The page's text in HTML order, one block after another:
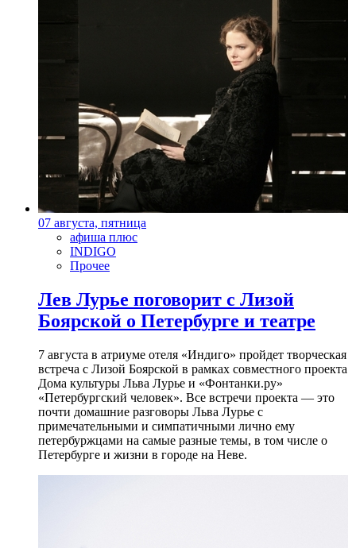
07 августа, пятница
афиша плюс
INDIGO
Прочее
Лев Лурье поговорит с Лизой
Боярской о Петербурге и театре
7 августа в атриуме отеля «Индиго» пройдет творческая
встреча с Лизой Боярской в рамках совместного проекта
Дома культуры Льва Лурье и «Фонтанки.ру»
«Петербургский человек». Все встречи проекта — это
почти домашние разговоры Льва Лурье с
примечательными и симпатичными лично ему
петербуржцами на самые разные темы, в том числе о
Петербурге и жизни в городе на Неве.